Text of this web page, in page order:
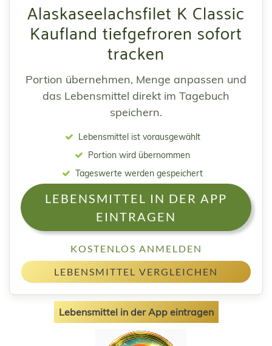
Alaskaseelachsfilet K Classic
Kaufland tiefgefroren sofort
tracken
Portion übernehmen, Menge anpassen und
das Lebensmittel direkt im Tagebuch
speichern.
Lebensmittel ist vorausgewählt
Portion wird übernommen
Tageswerte werden gespeichert
LEBENSMITTEL IN DER APP
EINTRAGEN
KOSTENLOS ANMELDEN
LEBENSMITTEL VERGLEICHEN
Lebensmittel in der App eintragen